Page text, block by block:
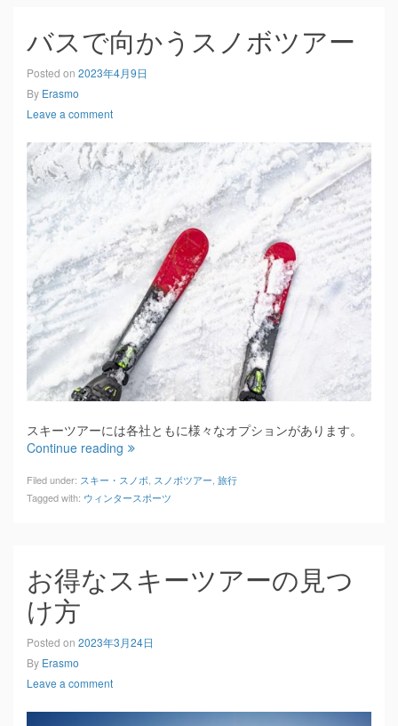
バスで向かうスノボツアー
Posted on 2023年4月9日
By Erasmo
Leave a comment
スキーツアーには各社ともに様々なオプションがあります。
Continue reading
Filed under: スキー・スノボ スノボツアー 旅行
Tagged with: ウィンタースポーツ
お得なスキーツアーの見つ
け方
Posted on 2023年3月24日
By Erasmo
Leave a comment